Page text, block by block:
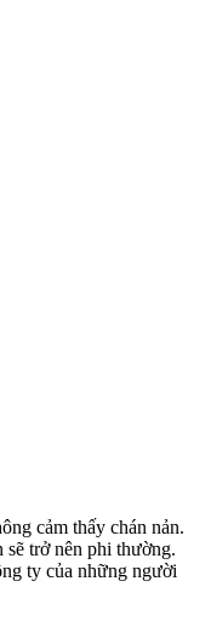
cảm thấy chán nản.
trở nên phi thường.
ty của những người